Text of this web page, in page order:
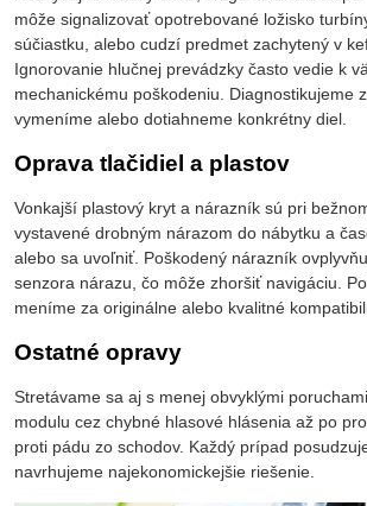
môže signalizovať opotrebované ložisko
súčiastku, alebo cudzí predmet zachytený v
Ignorovanie hlučnej prevádzky často vedie k
mechanickému poškodeniu. Diagnostikujeme
vymeníme alebo dotiahneme konkrétny diel.
Oprava tlačidiel a plastov
Vonkajší plastový kryt a nárazník sú pri
vystavené drobným nárazom do nábytku a
alebo sa uvoľniť. Poškodený nárazník
senzora nárazu, čo môže zhoršiť navigáciu.
meníme za originálne alebo kvalitné
Ostatné opravy
Stretávame sa aj s menej obvyklými
modulu cez chybné hlasové hlásenia až po
proti pádu zo schodov. Každý prípad
navrhujeme najekonomickejšie riešenie.